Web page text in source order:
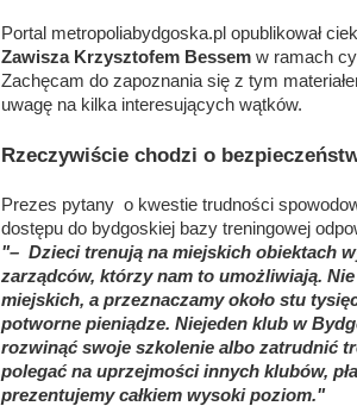
Portal metropoliabydgoska.pl opublikował
Zawisza Krzysztofem Bessem w ramach
Zachęcam do zapoznania się z tym
uwagę na kilka interesujących wątków.
Rzeczywiście chodzi o
Prezes pytany o kwestie trudności
dostępu do bydgoskiej bazy treningowej
"– Dzieci trenują na miejskich obiektach
zarządców, którzy nam to umożliwiają.
miejskich, a przeznaczamy około stu
potworne pieniądze. Niejeden klub w
rozwinąć swoje szkolenie albo zatrudnić
polegać na uprzejmości innych klubów,
prezentujemy całkiem wysoki poziom."